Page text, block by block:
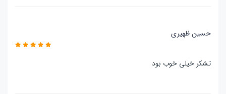
حسین ظهیری
تشکر خیلی خوب بود